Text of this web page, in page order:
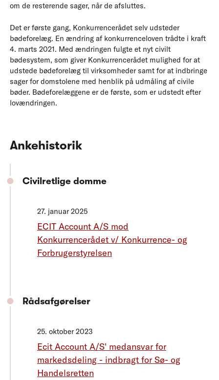
om de resterende sager, når de afsluttes.
Det er første gang, Konkurrencerådet selv udsteder
bødeforelæg. En ændring af konkurrenceloven trådte i kraft
4. marts 2021. Med ændringen fulgte et nyt civilt
bødesystem, som giver Konkurrencerådet mulighed for at
udstede bødeforelæg til virksomheder samt for at indbringe
sager for domstolene med henblik på udmåling af civile
bøder. Bødeforelæggene er de første, som er udstedt efter
lovændringen.
Ankehistorik
Civilretlige domme
27. januar 2025
ECIT Account A/S mod
Konkurrencerådet v/ Konkurrence- og
Forbrugerstyrelsen
Rådsafgørelser
25. oktober 2023
Ecit Account A/S' medansvar for
markedsdeling - indbragt for Sø- og
Handelsretten